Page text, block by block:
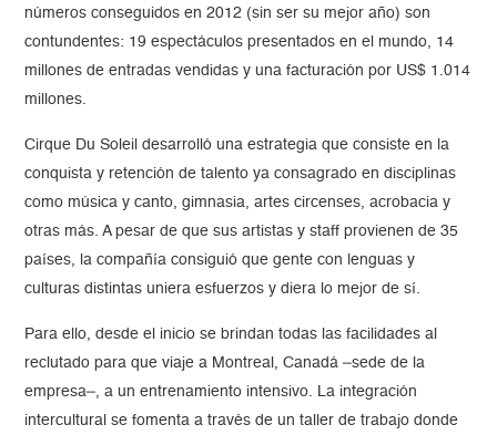
números conseguidos en 2012 (sin ser su mejor año) son
contundentes: 19 espectáculos presentados en el mundo, 14
millones de entradas vendidas y una facturación por US$ 1.014
millones.
Cirque Du Soleil desarrolló una estrategia que consiste en la
conquista y retención de talento ya consagrado en disciplinas
como música y canto, gimnasia, artes circenses, acrobacia y
otras más. A pesar de que sus artistas y staff provienen de 35
países, la compañía consiguió que gente con lenguas y
culturas distintas uniera esfuerzos y diera lo mejor de sí.
Para ello, desde el inicio se brindan todas las facilidades al
reclutado para que viaje a Montreal, Canadá –sede de la
empresa–, a un entrenamiento intensivo. La integración
intercultural se fomenta a través de un taller de trabajo donde